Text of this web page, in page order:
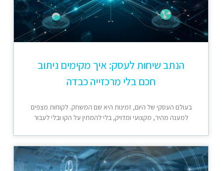
הנתב שיחות לעסק: איך מקימים ניתוב
חכם בלי מרכזייה כבדה
בעולם העסקי של היום, זמינות היא שם המשחק. לקוחות מצפים
למענה מהיר, מקצועי ומדויק, בלי להמתין על הקו ובלי לעבור